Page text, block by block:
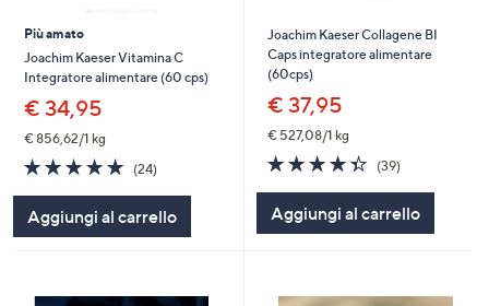
Più amato
Joachim Kaeser Vitamina C
Integratore alimentare (60 cps)
€ 34,95
€ 856,62/1 kg
4.7
of
Stars
(24)
Aggiungi al carrello
Joachim Kaeser Collagene BI
Caps integratore alimentare
(60cps)
€ 37,95
€ 527,08/1 kg
4.4
of
5
Stars
(39)
Aggiungi al carrello